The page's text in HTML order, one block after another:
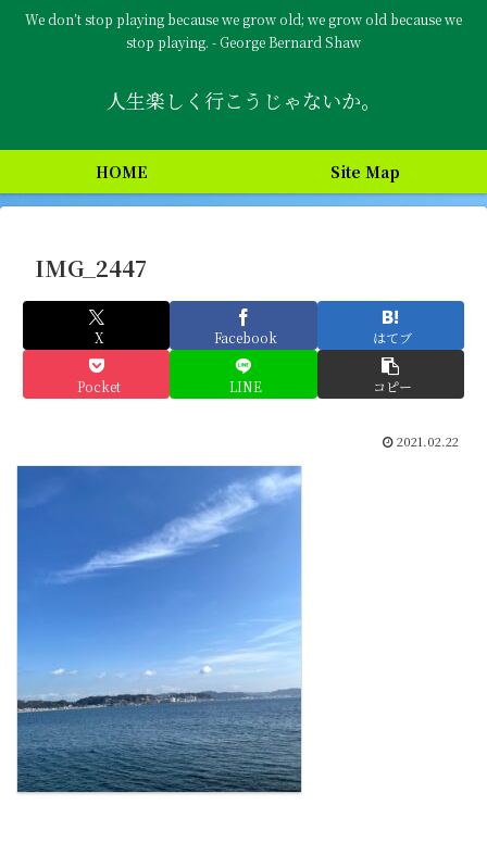
We don’t stop playing because we grow old; we grow old because we
stop playing. - George Bernard Shaw
人生楽しく行こうじゃないか。
HOME Site Map
IMG_2447
X Facebook はてブ
Pocket LINE コピー
2021.02.22